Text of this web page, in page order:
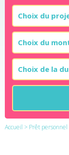
Accueil > Prêt personnel